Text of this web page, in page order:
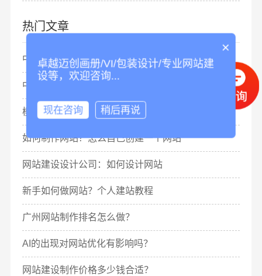
热门文章
中标：美的集团网站设计项目
中标：香港皇朝傢俬集团网站建设项目
模版网站建设：模版网站怎么做seo？
如何制作网站？怎么自己创建一个网站
网站建设设计公司：如何设计网站
新手如何做网站？个人建站教程
广州网站制作排名怎么做？
AI的出现对网站优化有影响吗？
网站建设制作价格多少钱合适？
×
卓越迈创画册/VI/包装设计/专业网站建
设等，欢迎咨询...
现在咨询 稍后再说